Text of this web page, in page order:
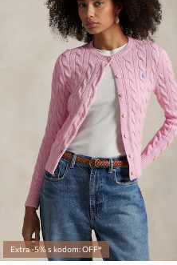
Extra -5% s kodom: OFF*